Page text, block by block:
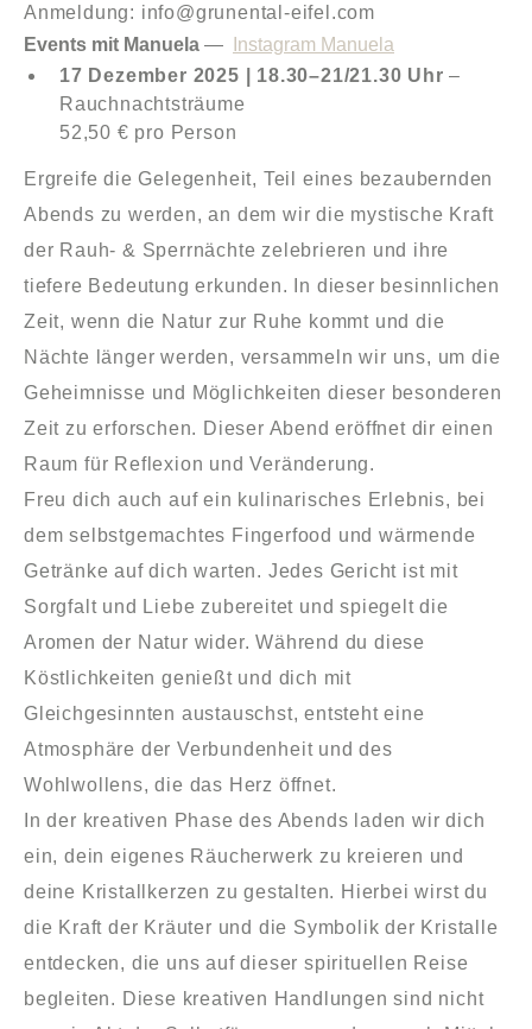
Anmeldung: info@grunental-eifel.com
Events mit Manuela —
Instagram Manuela
17 Dezember 2025 | 18.30–21/21.30 Uhr –
Rauchnachtsträume
52,50 € pro Person
Ergreife die Gelegenheit, Teil eines bezaubernden
Abends zu werden, an dem wir die mystische Kraft
der Rauh- & Sperrnächte zelebrieren und ihre
tiefere Bedeutung erkunden. In dieser besinnlichen
Zeit, wenn die Natur zur Ruhe kommt und die
Nächte länger werden, versammeln wir uns, um die
Geheimnisse und Möglichkeiten dieser besonderen
Zeit zu erforschen. Dieser Abend eröffnet dir einen
Raum für Reflexion und Veränderung.
Freu dich auch auf ein kulinarisches Erlebnis, bei
dem selbstgemachtes Fingerfood und wärmende
Getränke auf dich warten. Jedes Gericht ist mit
Sorgfalt und Liebe zubereitet und spiegelt die
Aromen der Natur wider. Während du diese
Köstlichkeiten genießt und dich mit
Gleichgesinnten austauschst, entsteht eine
Atmosphäre der Verbundenheit und des
Wohlwollens, die das Herz öffnet.
In der kreativen Phase des Abends laden wir dich
ein, dein eigenes Räucherwerk zu kreieren und
deine Kristallkerzen zu gestalten. Hierbei wirst du
die Kraft der Kräuter und die Symbolik der Kristalle
entdecken, die uns auf dieser spirituellen Reise
begleiten. Diese kreativen Handlungen sind nicht